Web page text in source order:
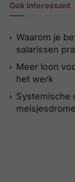
Ook interessant
Waarom je
salarissen
Meer loon
het werk
Systemische